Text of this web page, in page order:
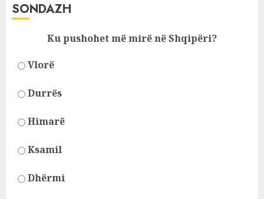
SONDAZH
Ku pushohet më mirë në Shqipëri?
Vlorë
Durrës
Himarë
Ksamil
Dhërmi